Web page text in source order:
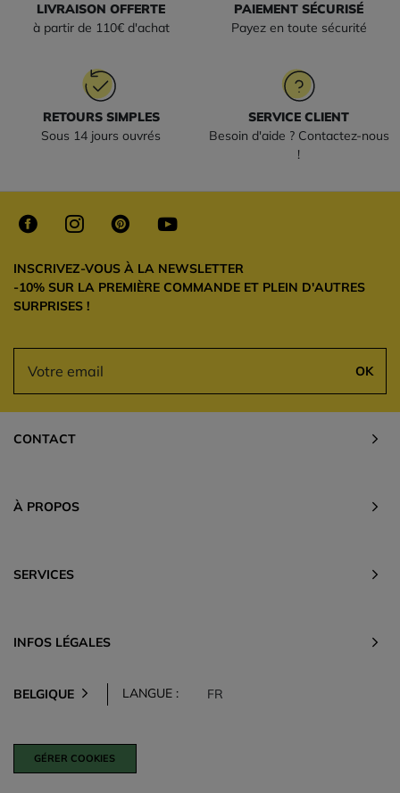
LIVRAISON OFFERTE
à partir de 110€ d'achat
PAIEMENT SÉCURISÉ
Payez en toute sécurité
RETOURS SIMPLES
Sous 14 jours ouvrés
SERVICE CLIENT
Besoin d'aide ? Contactez-nous
!
INSCRIVEZ-VOUS À LA NEWSLETTER
-10% SUR LA PREMIÈRE COMMANDE ET PLEIN D'AUTRES
SURPRISES !
OK
CONTACT
À PROPOS
SERVICES
INFOS LÉGALES
BELGIQUE LANGUE : FR
GÉRER COOKIES